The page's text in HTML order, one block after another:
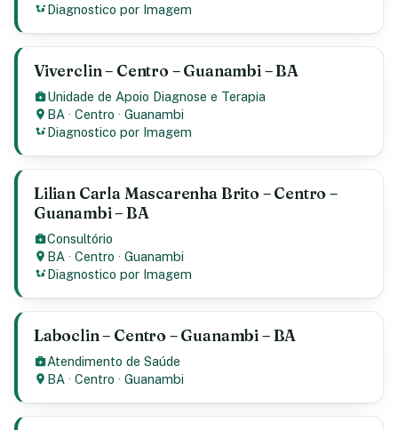
Diagnostico por Imagem
Viverclin – Centro – Guanambi – BA
Unidade de Apoio Diagnose e Terapia
BA ·Centro ·Guanambi
Diagnostico por Imagem
Lilian Carla Mascarenha Brito – Centro –
Guanambi – BA
Consultório
BA ·Centro ·Guanambi
Diagnostico por Imagem
Laboclin – Centro – Guanambi – BA
Atendimento de Saúde
BA ·Centro ·Guanambi